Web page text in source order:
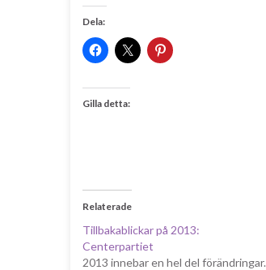
Dela:
Gilla detta:
Relaterade
Tillbakablickar på 2013:
Centerpartiet
2013 innebar en hel del förändringar.